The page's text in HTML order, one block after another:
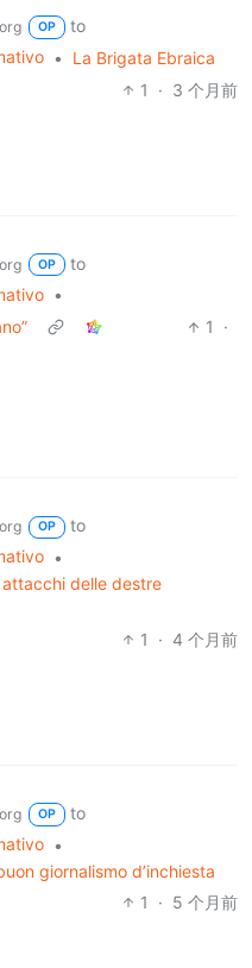
OP
to
•
La Brigata Ebraica
1
· 3 个月前
OP
to
•
1
·
OP
to
•
delle destre
1
· 4 个月前
OP
to
•
giornalismo d’inchiesta
1
· 5 个月前